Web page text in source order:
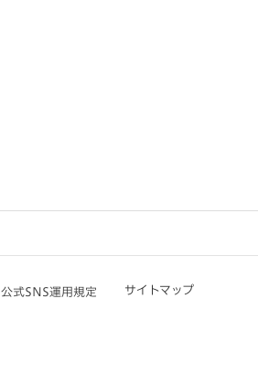
公式SNS運用規定 サイトマップ